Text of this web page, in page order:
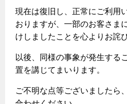
払込書によるスマホアプリでの
検針について
原料費調整制度について
こんなときは
ガスくさいとき・警報器が鳴っ
快適性
経済性
ガス・電気併用住宅とオール電化住宅
経済性、環境性、創エネ
レンジフード
レンジフード
リフォーム事例紹介
テレビCM
スタッフ
都市ガスでんき 従量電灯Ｂ
都市ガスでんき 従量電灯Ｃ
電気料金の計算について
約款
食育活動について
料理教室レンタル
ホーム
お問合わせ・資料請求
情報誌
採用情報
現在は復旧し、正常にご利用
おりますが、一部のお客さま
けしましたことを心よりお詫
以後、同様の事象が発生する
置を講じてまいります。
ご不明な点等ございましたら